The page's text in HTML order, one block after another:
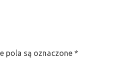
pola są oznaczone *